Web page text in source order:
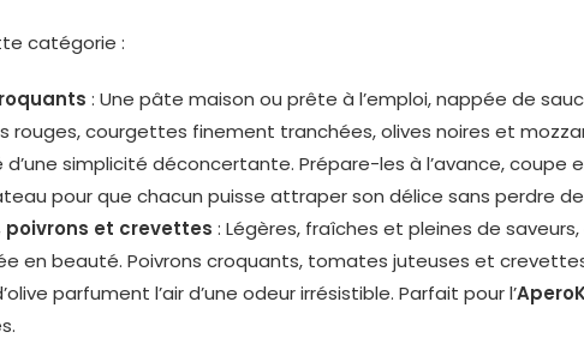
catégorie :
: Une pâte maison ou prête à l’emploi, nappée de
rouges, courgettes finement tranchées, olives noires et
d’une simplicité déconcertante. Prépare-les à l’avance, coupe
pour que chacun puisse attraper son délice sans perdre
et crevettes : Légères, fraîches et pleines de saveurs,
en beauté. Poivrons croquants, tomates juteuses et
parfument l’air d’une odeur irrésistible. Parfait pour l’